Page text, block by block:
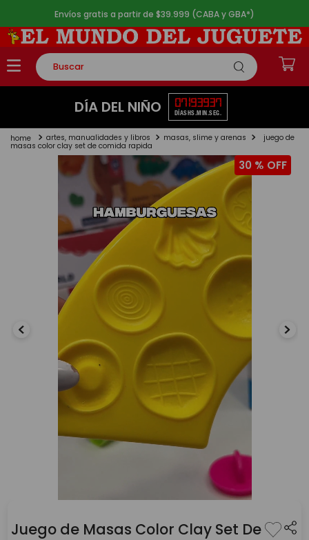
Envíos gratis a partir de $39.999 (CABA y GBA*)
Buscar
TÉRMINOS MÁS BUSCADOS
2.
lego
peluche
monopatin
toy story
DÍA DEL NIÑO 07
DÍAS
19
HS.
39
MIN.
36
SEG.
artes, manualidades y libros masas, slime y arenas juego de
masas color clay set de comida rapida
30 %
Juego de Masas Color Clay Set De